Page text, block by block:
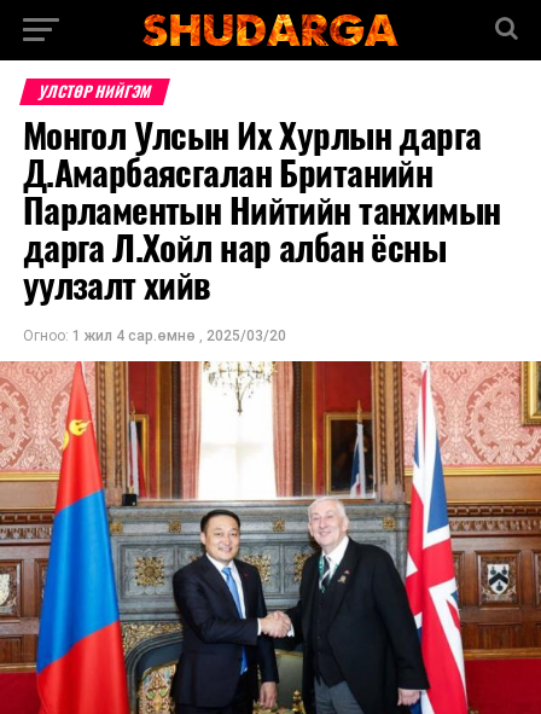
УЛСТӨР НИЙГЭМ
Монгол Улсын Их Хурлын дарга
Д.Амарбаясгалан Британийн
Парламентын Нийтийн танхимын
дарга Л.Хойл нар албан ёсны
уулзалт хийв
Огноо: 1 жил 4 сар.өмнө , 2025/03/20